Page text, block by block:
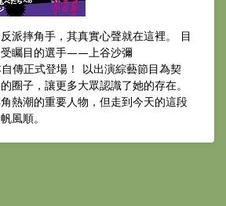
派摔角手，其真實心聲就在這裡。 目
受矚目的選手——上谷沙彌
自傳正式登場！ 以出演綜藝節目為契
圈子，讓更多大眾認識了她的存在。
熱潮的重要人物，但走到今天的這段
風順。